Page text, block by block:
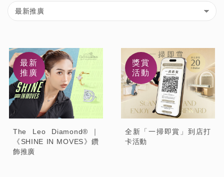
The Leo Diamond®｜
《SHINE IN MOVES》鑽
飾推廣
最新
推廣
全新「一掃即賞」到店打
卡活動
獎賞
活動